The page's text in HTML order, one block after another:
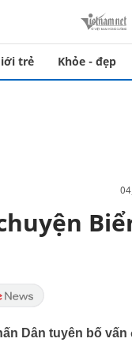
trẻ Khỏe - đẹp
Dân tuyên bố vấn